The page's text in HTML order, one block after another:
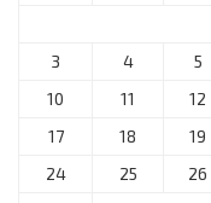
3
4 5
10
11 12
17
18 19
24
25 26